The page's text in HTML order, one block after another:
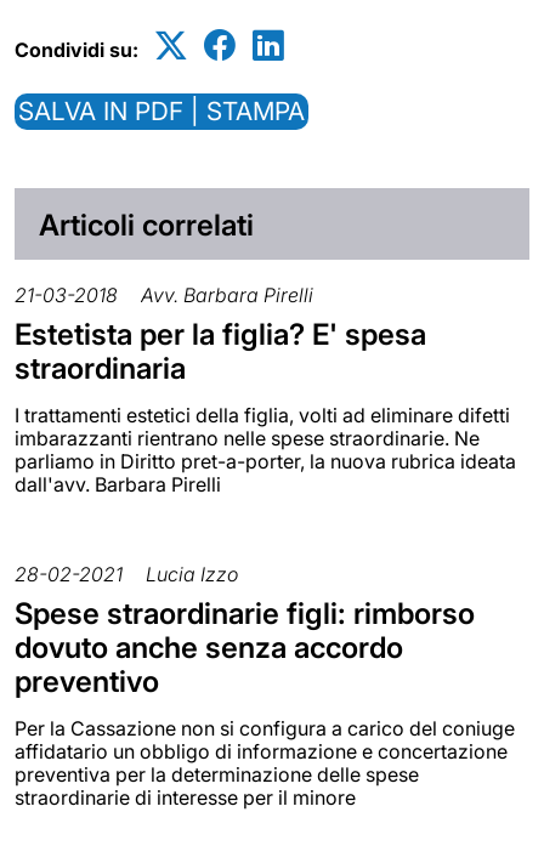
Condividi su:
SALVA IN PDF | STAMPA
Articoli correlati
21-03-2018 Avv. Barbara Pirelli
Estetista per la figlia? E' spesa
straordinaria
I trattamenti estetici della figlia, volti ad eliminare difetti
imbarazzanti rientrano nelle spese straordinarie. Ne
parliamo in Diritto pret-a-porter, la nuova rubrica ideata
dall'avv. Barbara Pirelli
28-02-2021 Lucia Izzo
Spese straordinarie figli: rimborso
dovuto anche senza accordo
preventivo
Per la Cassazione non si configura a carico del coniuge
affidatario un obbligo di informazione e concertazione
preventiva per la determinazione delle spese
straordinarie di interesse per il minore